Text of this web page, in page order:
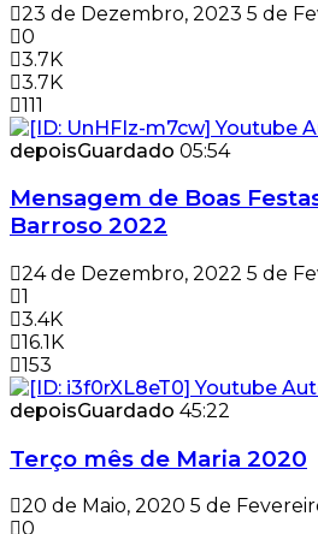
23 de Dezembro, 2023 5 de
0
3.7K
3.7K
111
depoisGuardado 05:54
Mensagem de Boas
Barroso 2022
24 de Dezembro, 2022 5 de
1
3.4K
16.1K
153
depoisGuardado 45:22
Terço mês de Maria 2020
20 de Maio, 2020 5 de
0